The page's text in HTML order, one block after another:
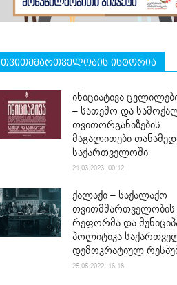
თვითმმართველობის ისტორია
ინიციატივა
– სათემო და
თვითორგანიზების
მაგალითები
საქართველოში
21.03.2023. 00:12
ქალაქი – საქალაქო
თვითმმართველობის
რეფორმა და
პოლიტიკა
დემოკრატიულ
25.05.2022. 16:18